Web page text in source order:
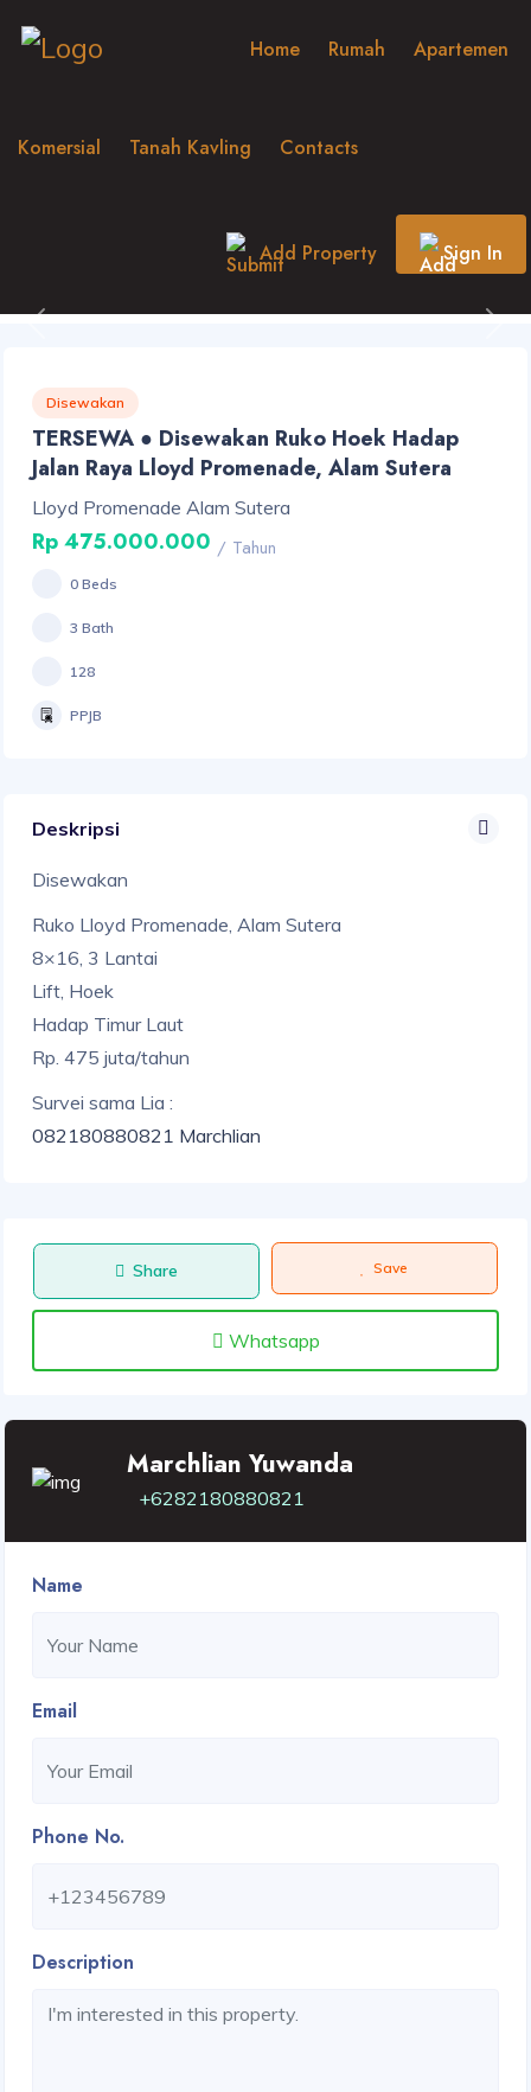
Home Rumah Apartemen
Komersial Tanah Kavling Contacts
Add Property Sign In
Disewakan
TERSEWA ● Disewakan Ruko Hoek Hadap
Jalan Raya Lloyd Promenade, Alam Sutera
Lloyd Promenade Alam Sutera
Rp 475.000.000 / Tahun
0 Beds
3 Bath
128
PPJB
Deskripsi
Disewakan
Ruko Lloyd Promenade, Alam Sutera
8×16, 3 Lantai
Lift, Hoek
Hadap Timur Laut
Rp. 475 juta/tahun
Survei sama Lia :
082180880821 Marchlian
Share Save
Whatsapp
Marchlian Yuwanda
+6282180880821
Name
Email
Phone No.
Description